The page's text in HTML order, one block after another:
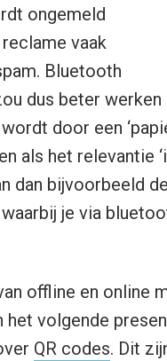
ongemeld
vaak
Bluetooth
dus beter werken
door een
als het relevantie
dan bijvoorbeeld
je via
offline en online
het volgende
QR codes. Dit